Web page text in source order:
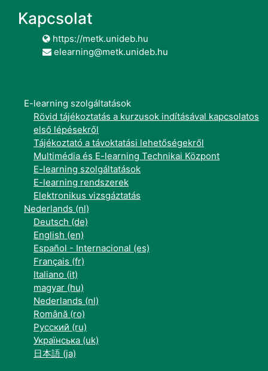
Kapcsolat
https://metk.unideb.hu
elearning@metk.unideb.hu
E-learning szolgáltatások
Rövid tájékoztatás a kurzusok indításával kapcsolatos
első lépésekről
Tájékoztató a távoktatási lehetőségekről
Multimédia és E-learning Technikai Központ
E-learning szolgáltatások
E-learning rendszerek
Elektronikus vizsgáztatás
Nederlands ‎(nl)‎
Deutsch ‎(de)‎
English ‎(en)‎
Español - Internacional ‎(es)‎
Français ‎(fr)‎
Italiano ‎(it)‎
magyar ‎(hu)‎
Nederlands ‎(nl)‎
Română ‎(ro)‎
Русский ‎(ru)‎
Українська ‎(uk)‎
日本語 ‎(ja)‎